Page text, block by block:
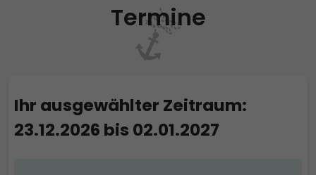
Termine
Ihr ausgewählter Zeitraum:
23.12.2026 bis 02.01.2027